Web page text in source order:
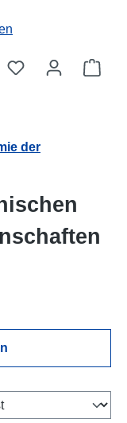
der